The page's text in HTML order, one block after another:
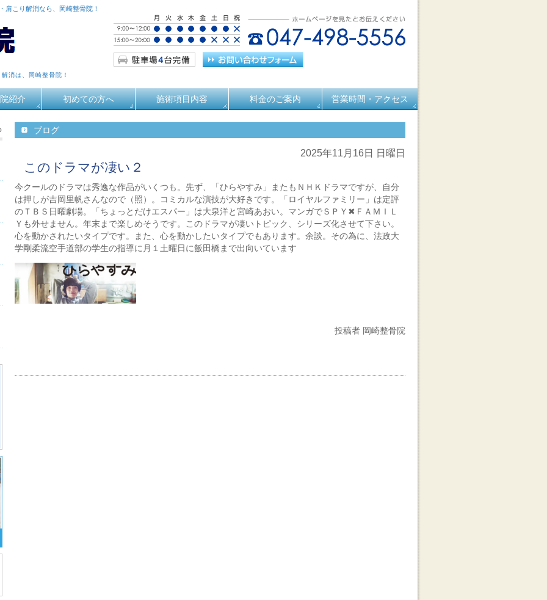
肩こり解消なら、岡崎整骨院！
消は、岡崎整骨院！
紹介 初めての方へ 施術項目内容 料金のご案内 営業時間・アクセス
ブログ
2025年11月16日 日曜日
このドラマが凄い２
今クールのドラマは秀逸な作品がいくつも。先ず、「ひらやすみ」またもＮＨＫドラマですが、自分
は押しが吉岡里帆さんなので（照）。コミカルな演技が大好きです。「ロイヤルファミリー」は定評
のＴＢＳ日曜劇場。「ちょっとだけエスパー」は大泉洋と宮崎あおい。マンガでＳＰＹ✖ＦＡＭＩＬ
Ｙも外せません。年末まで楽しめそうです。このドラマが凄いトピック、シリーズ化させて下さい。
心を動かされたいタイプです。また、心を動かしたいタイプでもあります。余談。その為に、法政大
学剛柔流空手道部の学生の指導に月１土曜日に飯田橋まで出向いています
投稿者 岡崎整骨院